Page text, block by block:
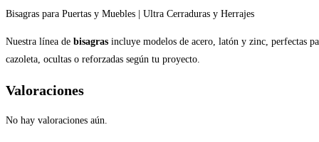
Bisagras para Puertas y Muebles | Ultra Cerraduras y Herrajes
Nuestra línea de bisagras incluye modelos de acero, latón y zinc, perfectas
cazoleta, ocultas o reforzadas según tu proyecto.
Valoraciones
No hay valoraciones aún.